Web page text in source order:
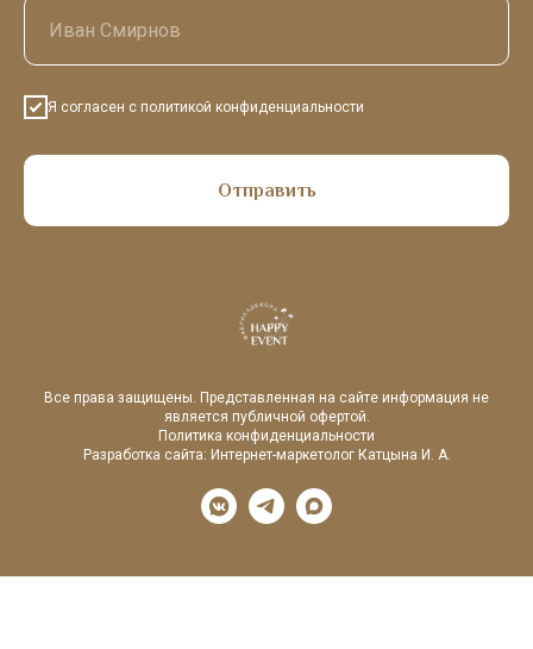
Я согласен с политикой конфиденциальности
Отправить
Все права защищены. Представленная на сайте информация не
является публичной офертой.
Политика конфиденциальности
Разработка сайта: Интернет-маркетолог Катцына И. А.